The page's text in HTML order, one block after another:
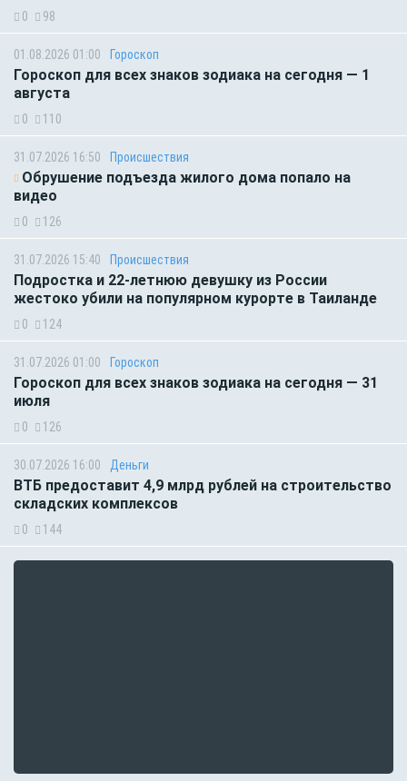
0 98
01.08.2026 01:00 Гороскоп
Гороскоп для всех знаков зодиака на сегодня — 1
августа
0 110
31.07.2026 16:50 Происшествия
Обрушение подъезда жилого дома попало на
видео
0 126
31.07.2026 15:40 Происшествия
Подростка и 22-летнюю девушку из России
жестоко убили на популярном курорте в Таиланде
0 124
31.07.2026 01:00 Гороскоп
Гороскоп для всех знаков зодиака на сегодня — 31
июля
0 126
30.07.2026 16:00 Деньги
ВТБ предоставит 4,9 млрд рублей на строительство
складских комплексов
0 144